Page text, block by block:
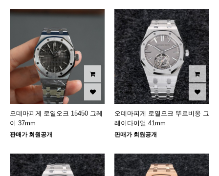
오데마피게 로열오크 15450 그레
이 37mm
판매가 회원공개
오데마피게 로열오크 뚜르비옹 그
레이다이얼 41mm
판매가 회원공개